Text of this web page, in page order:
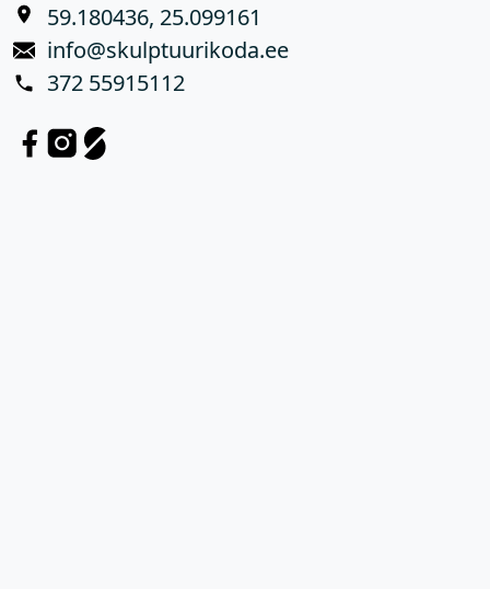
59.180436, 25.099161
info@skulptuurikoda.ee
372 55915112